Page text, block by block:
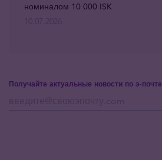
Получайте актуальные новости по э-почте
номиналом 10 000 ISK